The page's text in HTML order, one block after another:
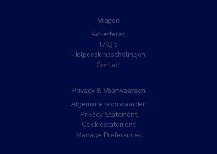
Vragen
Adverteren
FAQ’s
Helpdesk nascholingen
Contact
Privacy & Voorwaarden
Algemene voorwaarden
Privacy Statement
Cookiestatement
Manage Preferences